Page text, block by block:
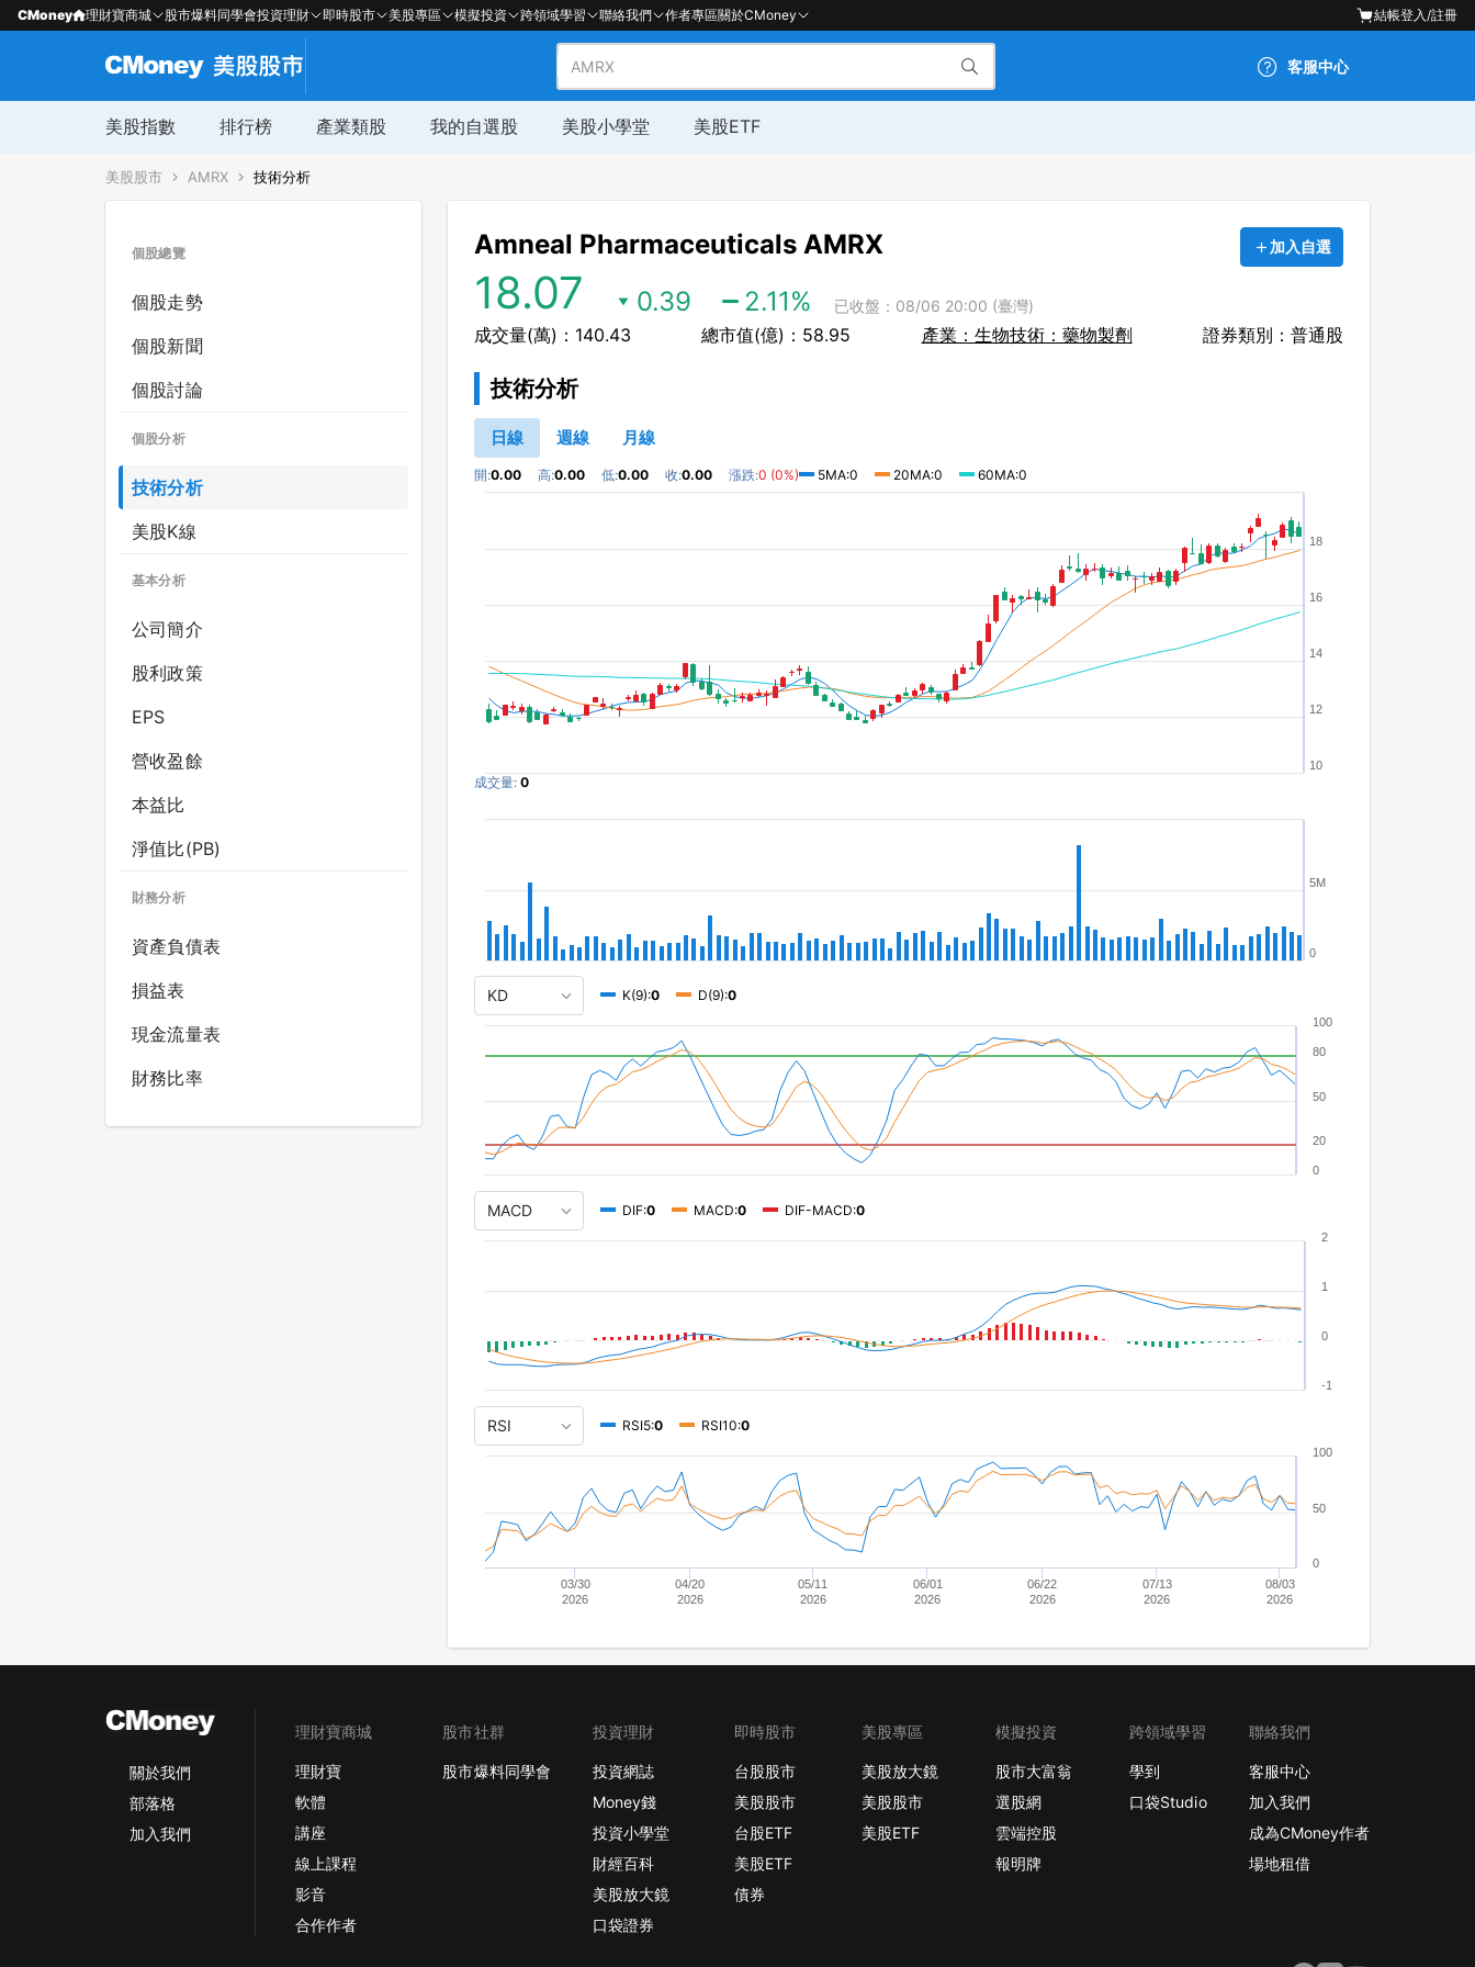
CMoney 理財寶商城 股市爆料同學會投資理財 即時股市 美股專區 模擬投資 跨領域學習 聯絡我們 作者專區關於CMoney 結帳登入/註冊
客服中心
美股指數 排行榜 產業類股 我的自選股 美股小學堂 美股ETF
美股股市 AMRX 技術分析
個股總覽
個股走勢
個股新聞
個股討論
個股分析
技術分析
美股K線
基本分析
公司簡介
股利政策
EPS
營收盈餘
本益比
淨值比(PB)
財務分析
資產負債表
損益表
現金流量表
財務比率
Amneal Pharmaceuticals AMRX 加入自選
18.07 0.39 2.11% 已收盤：08/06 20:00 (臺灣)
成交量(萬)：140.43 總市值(億)：58.95 產業：生物技術：藥物製劑 證券類別：普通股
技術分析
日線 週線 月線
開:0.00 高:0.00 低:0.00 收:0.00 漲跌:0 (0%) 5MA:0 20MA:0 60MA:0
成交量: 0
10
12
14
16
18
0
5M
K(9):0 D(9):0
0
20
50
80
100
DIF:0 MACD:0 DIF-MACD:0
-1
0
1
2
RSI5:0 RSI10:0
03/30
2026
04/20
2026
05/11
2026
06/01
2026
06/22
2026
07/13
2026
08/03
2026
0
50
100
關於我們
部落格
加入我們
理財寶商城
理財寶
軟體
講座
線上課程
影音
合作作者
股市社群
股市爆料同學會
投資理財
投資網誌
Money錢
投資小學堂
財經百科
美股放大鏡
口袋證券
即時股市
台股股市
美股股市
台股ETF
美股ETF
債券
美股專區
美股放大鏡
美股股市
美股ETF
模擬投資
股市大富翁
選股網
雲端控股
報明牌
跨領域學習
學到
口袋Studio
聯絡我們
客服中心
加入我們
成為CMoney作者
場地租借